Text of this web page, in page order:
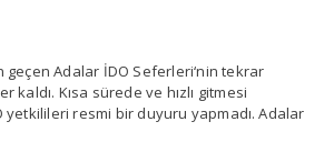
geçen Adalar İDO Seferleri‘nin tekrar
kaldı. Kısa sürede ve hızlı gitmesi
yetkilileri resmi bir duyuru yapmadı. Adalar